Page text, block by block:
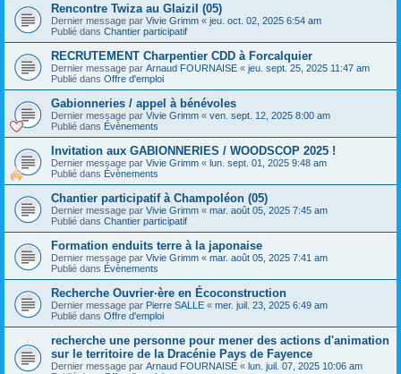
Rencontre Twiza au Glaizil (05)
Dernier message par Vivie Grimm « jeu. oct. 02, 2025 6:54 am
Publié dans Chantier participatif
RECRUTEMENT Charpentier CDD à Forcalquier
Dernier message par Arnaud FOURNAISE « jeu. sept. 25, 2025 11:47 am
Publié dans Offre d'emploi
Gabionneries / appel à bénévoles
Dernier message par Vivie Grimm « ven. sept. 12, 2025 8:00 am
Publié dans Évènements
Invitation aux GABIONNERIES / WOODSCOP 2025 !
Dernier message par Vivie Grimm « lun. sept. 01, 2025 9:48 am
Publié dans Évènements
Chantier participatif à Champoléon (05)
Dernier message par Vivie Grimm « mar. août 05, 2025 7:45 am
Publié dans Chantier participatif
Formation enduits terre à la japonaise
Dernier message par Vivie Grimm « mar. août 05, 2025 7:41 am
Publié dans Évènements
Recherche Ouvrier·ère en Écoconstruction
Dernier message par Pierre SALLE « mer. juil. 23, 2025 6:49 am
Publié dans Offre d'emploi
recherche une personne pour mener des actions d'animation
sur le territoire de la Dracénie Pays de Fayence
Dernier message par Arnaud FOURNAISE « lun. juil. 07, 2025 10:06 am